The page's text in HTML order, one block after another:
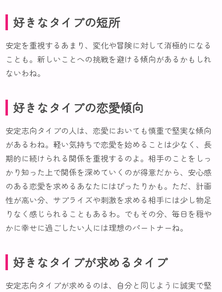
好きなタイプの短所
安定を重視するあまり、変化や冒険に対して消極的になる
ことも。新しいことへの挑戦を避ける傾向があるかもしれ
ないわね。
好きなタイプの恋愛傾向
安定志向タイプの人は、恋愛においても慎重で堅実な傾向
があるわね。軽い気持ちで恋愛を始めることは少なく、長
期的に続けられる関係を重視するのよ。相手のことをしっ
かり知った上で関係を深めていくのが得意だから、安心感
のある恋愛を求めるあなたにはぴったりかも。ただ、計画
性が高い分、サプライズや刺激を求める相手には少し物足
りなく感じられることもあるわ。でもその分、毎日を穏や
かに幸せに過ごしたい人には理想のパートナーね。
好きなタイプが求めるタイプ
安定志向タイプが求めるのは、自分と同じように誠実で堅